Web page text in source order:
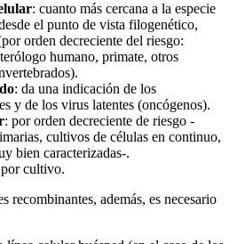
: cuanto más cercana a la especie
el punto de vista filogenético,
orden decreciente del riesgo:
humano, primate, otros
: da una indicación de los
y de los virus latentes (oncógenos).
: por orden decreciente de riesgo -
cultivos de células en continuo,
bien caracterizadas-.
cultivo.
recombinantes, además, es necesario